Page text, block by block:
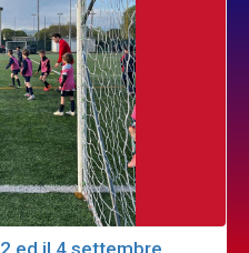
ed il 4 settembre